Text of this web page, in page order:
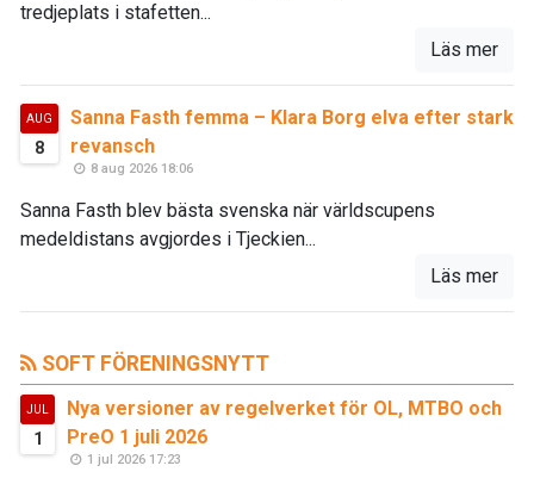
tredjeplats i stafetten...
Läs mer
AUG
8
Sanna Fasth femma – Klara Borg elva efter stark
revansch
8 aug 2026 18:06
Sanna Fasth blev bästa svenska när världscupens
medeldistans avgjordes i Tjeckien...
Läs mer
SOFT FÖRENINGSNYTT
JUL
1
Nya versioner av regelverket för OL, MTBO och
PreO 1 juli 2026
1 jul 2026 17:23